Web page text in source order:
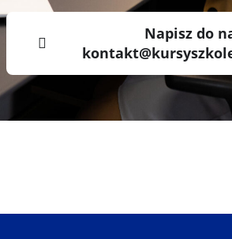
Napisz do